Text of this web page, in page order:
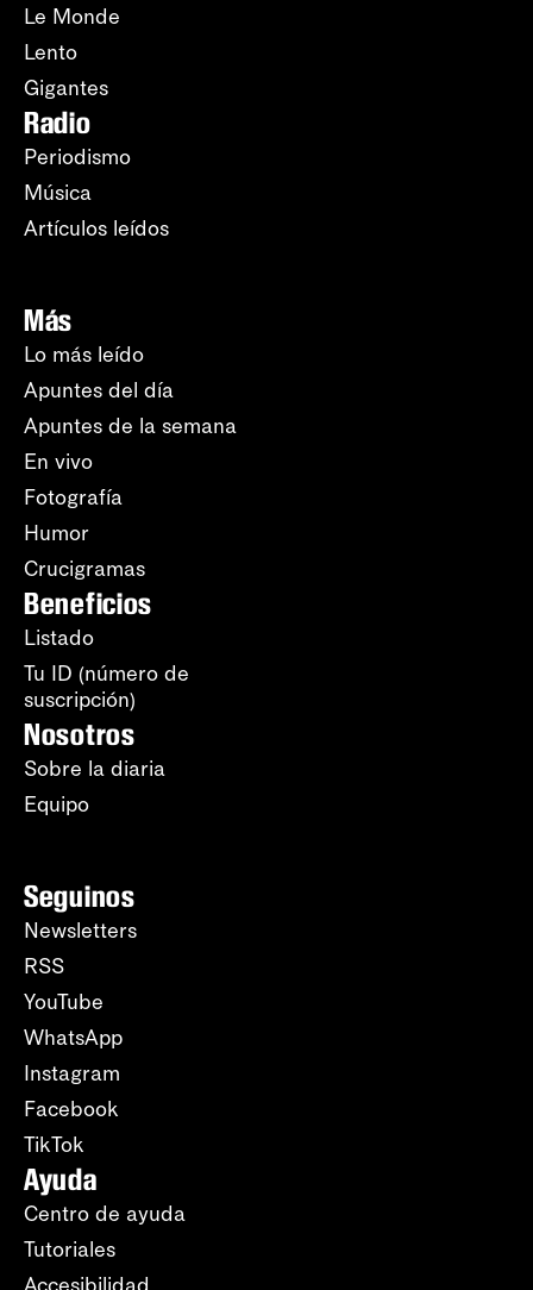
Le Monde
Lento
Gigantes
Radio
Periodismo
Música
Artículos leídos
Más
Lo más leído
Apuntes del día
Apuntes de la semana
En vivo
Fotografía
Humor
Crucigramas
Beneficios
Listado
Tu ID (número de
suscripción)
Nosotros
Sobre la diaria
Equipo
Seguinos
Newsletters
RSS
YouTube
WhatsApp
Instagram
Facebook
TikTok
Ayuda
Centro de ayuda
Tutoriales